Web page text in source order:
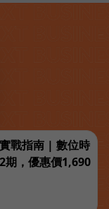
戰指南 | 數位時
期，優惠價1,690